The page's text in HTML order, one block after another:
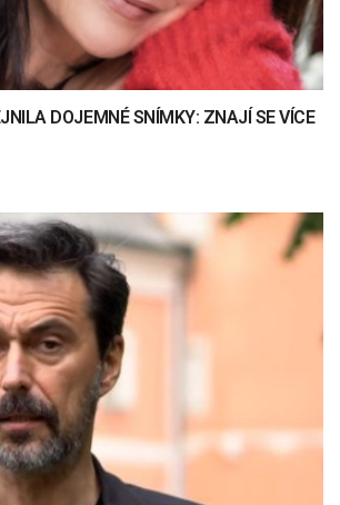
DOJEMNÉ SNÍMKY: ZNAJÍ SE VÍCE